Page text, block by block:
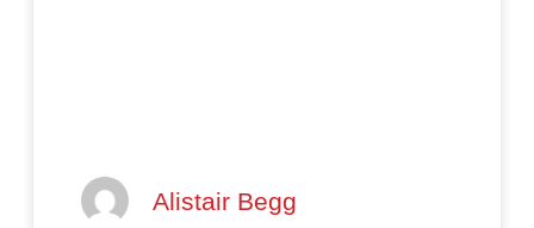
Alistair Begg